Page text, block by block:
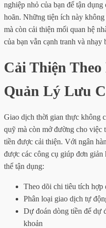
nghiệp nhỏ của bạn để tận
hoãn. Những tiện ích này
mà còn cải thiện mối quan hệ
của bạn vẫn cạnh tranh và nhạy
Cải Thiện
Quản Lý Lưu
Giao dịch thời gian thực không
quỹ mà còn mở đường cho việc
tiền được cải thiện. Với ngân
được các công cụ giúp đơn
thể tận dụng:
Theo dõi chi tiêu tích hợp
Phân loại giao dịch tự
Dự đoán dòng tiền để dự
khoản